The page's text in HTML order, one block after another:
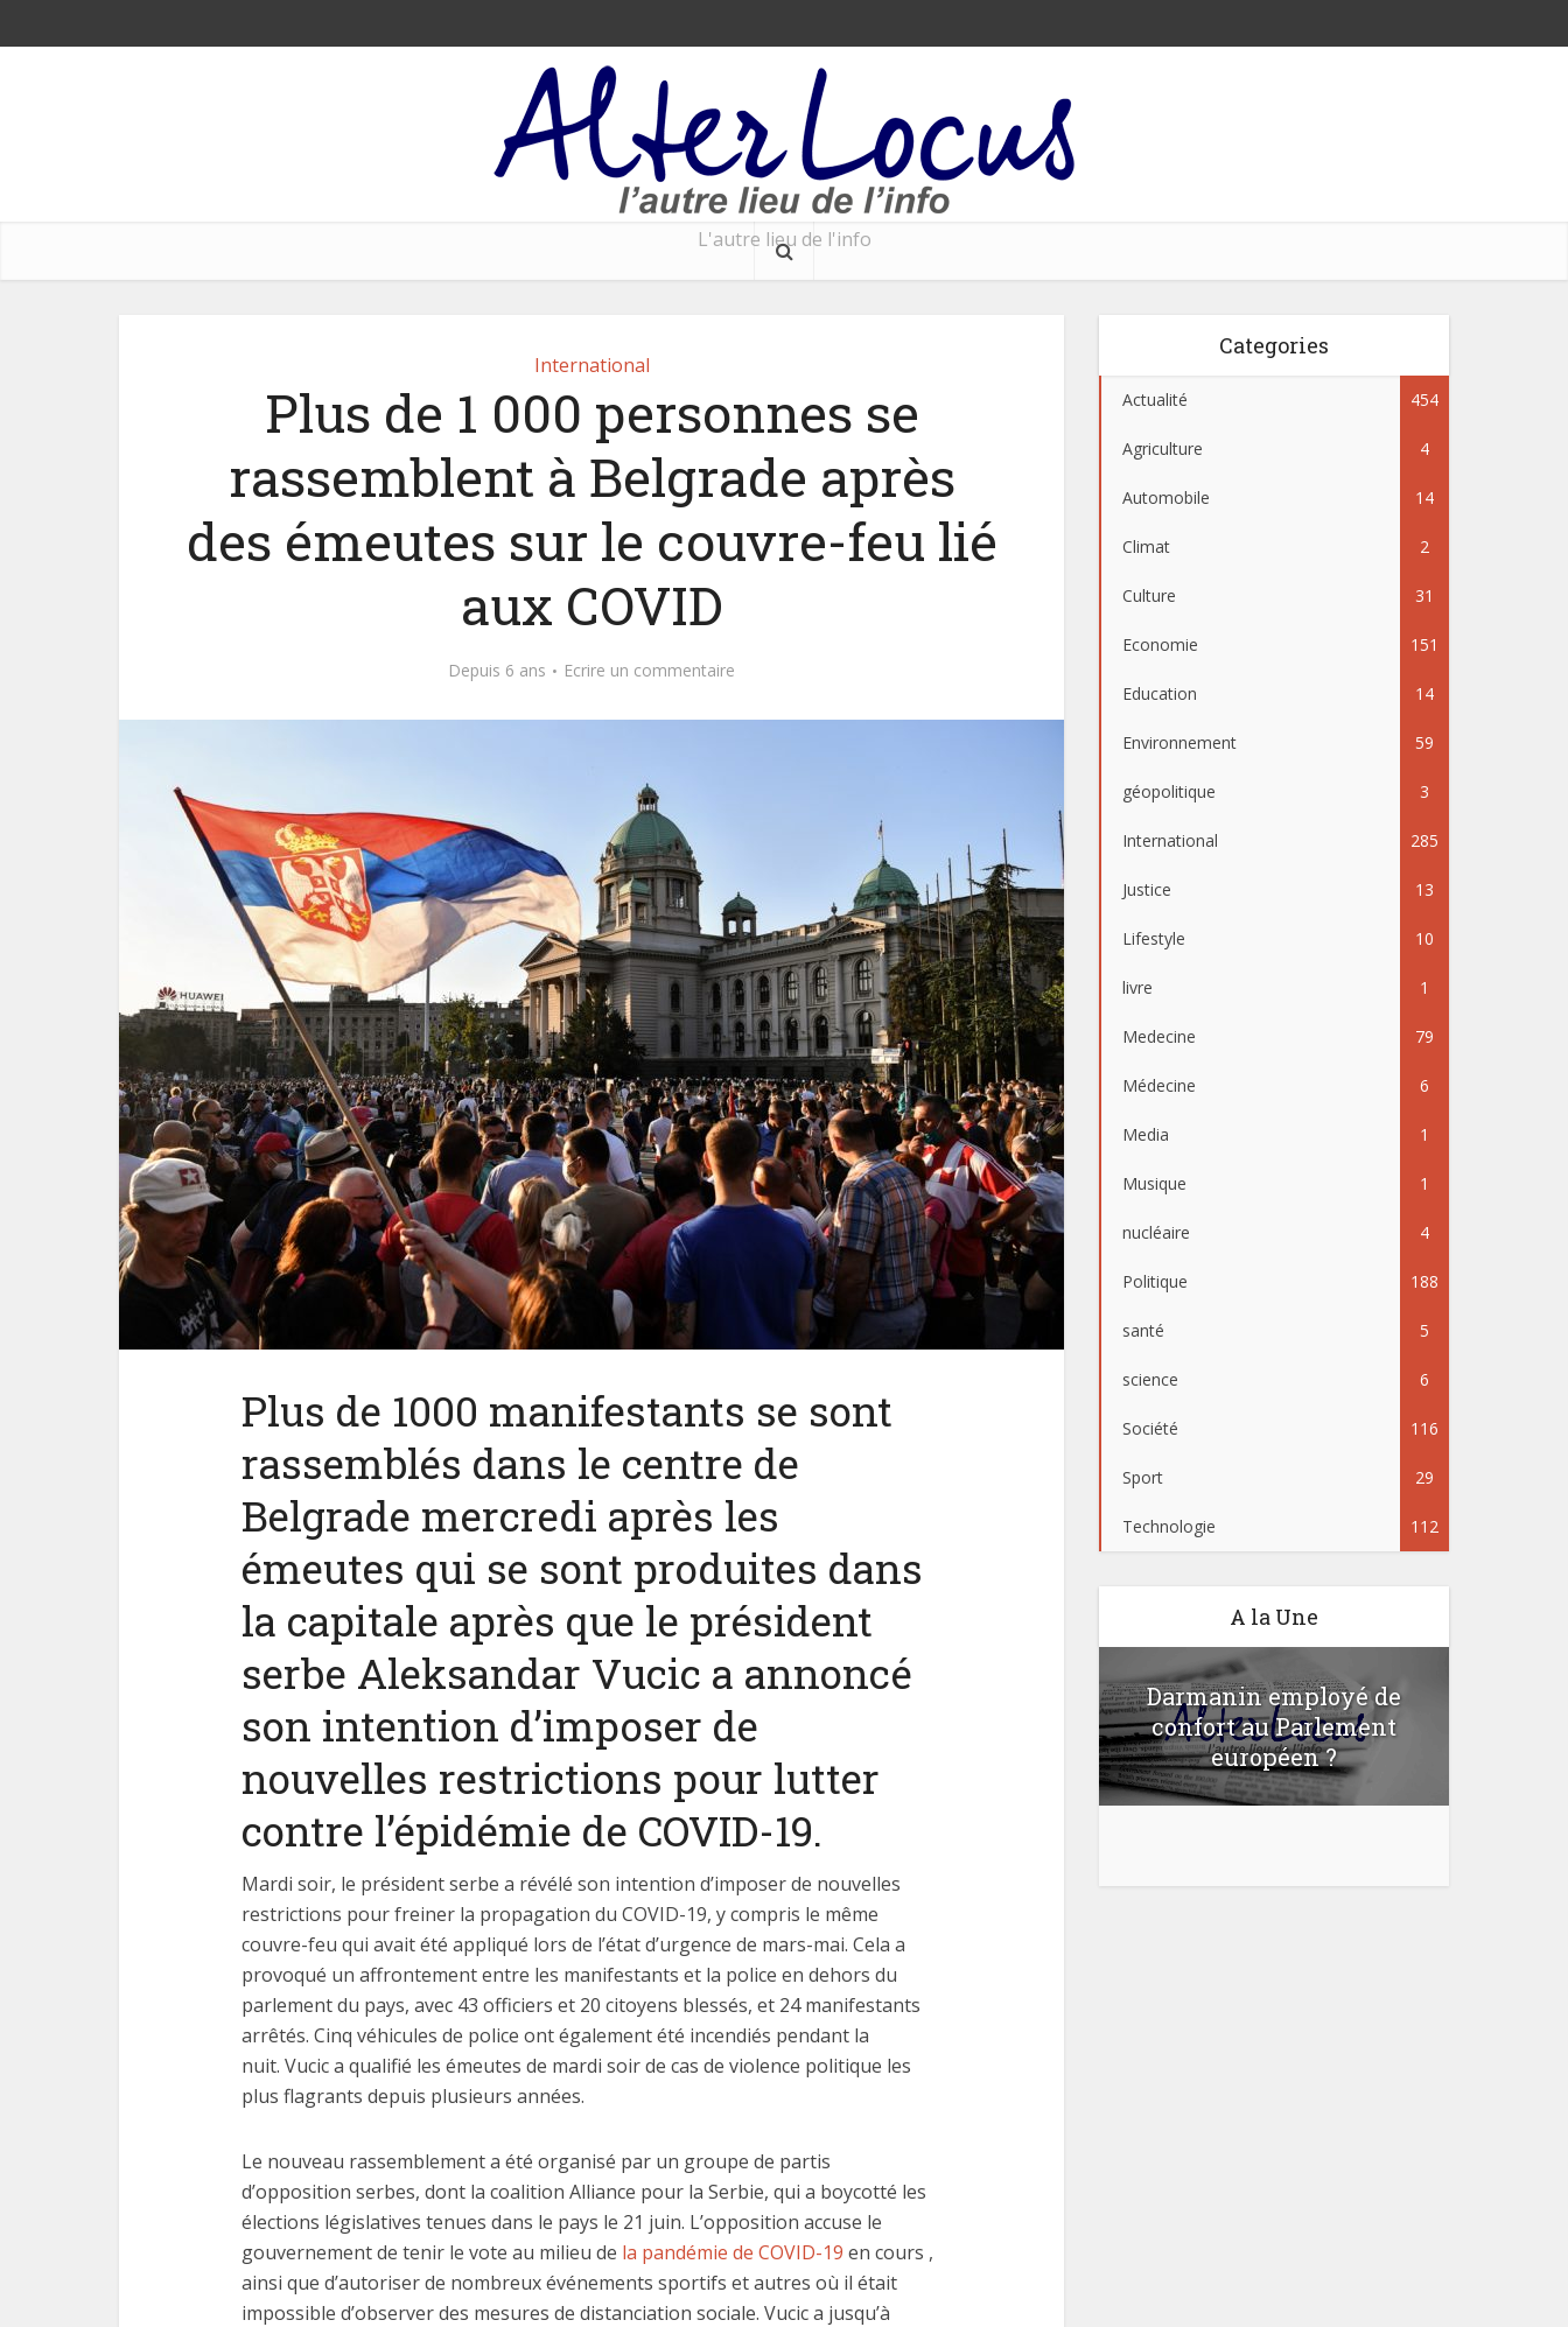
L'autre lieu de l'info
International
Plus de 1 000 personnes se
rassemblent à Belgrade après
des émeutes sur le couvre-feu lié
aux COVID
Depuis 6 ans Ecrire un commentaire
Plus de 1000 manifestants se sont
rassemblés dans le centre de
Belgrade mercredi après les
émeutes qui se sont produites dans
la capitale après que le président
serbe Aleksandar Vucic a annoncé
son intention d’imposer de
nouvelles restrictions pour lutter
contre l’épidémie de COVID-19.
Mardi soir, le président serbe a révélé son intention d’imposer de nouvelles
restrictions pour freiner la propagation du COVID-19, y compris le même
couvre-feu qui avait été appliqué lors de l’état d’urgence de mars-mai. Cela a
provoqué un affrontement entre les manifestants et la police en dehors du
parlement du pays, avec 43 officiers et 20 citoyens blessés, et 24 manifestants
arrêtés. Cinq véhicules de police ont également été incendiés pendant la
nuit. Vucic a qualifié les émeutes de mardi soir de cas de violence politique les
plus flagrants depuis plusieurs années.
Le nouveau rassemblement a été organisé par un groupe de partis
d’opposition serbes, dont la coalition Alliance pour la Serbie, qui a boycotté les
élections législatives tenues dans le pays le 21 juin. L’opposition accuse le
gouvernement de tenir le vote au milieu de la pandémie de COVID-19 en cours ,
ainsi que d’autoriser de nombreux événements sportifs et autres où il était
impossible d’observer des mesures de distanciation sociale. Vucic a jusqu’à
Categories
Actualité 454
Agriculture 4
Automobile 14
Climat 2
Culture 31
Economie 151
Education 14
Environnement 59
géopolitique 3
International 285
Justice 13
Lifestyle 10
livre 1
Medecine 79
Médecine 6
Media 1
Musique 1
nucléaire 4
Politique 188
santé 5
science 6
Société 116
Sport 29
Technologie 112
A la Une
Les dépenses de
fonctionnement de l’Etat
explosent
Pacifique
Darmanin employé de
confort au Parlement
européen ?